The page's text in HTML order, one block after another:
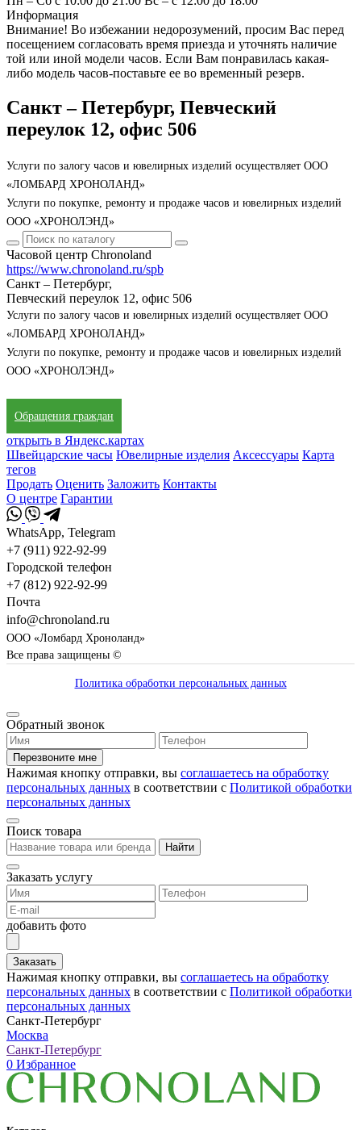
Информация
Внимание! Во избежании недорозумений, просим Вас перед
посещением согласовать время приезда и уточнять наличие
той или иной модели часов. Если Вам понравилась какая-
либо модель часов-поставьте ее во временный резерв.
Санкт – Петербург, Певческий
переулок 12, офис 506
Услуги по залогу часов и ювелирных изделий осуществляет ООО
«ЛОМБАРД ХРОНОЛАНД»
Услуги по покупке, ремонту и продаже часов и ювелирных изделий
ООО «ХРОНОЛЭНД»
Часовой центр Chronoland
https://www.chronoland.ru/spb
Санкт – Петербург,
Певческий переулок 12, офис 506
Услуги по залогу часов и ювелирных изделий осуществляет ООО
«ЛОМБАРД ХРОНОЛАНД»
Услуги по покупке, ремонту и продаже часов и ювелирных изделий
ООО «ХРОНОЛЭНД»
Обращения граждан
открыть в Яндекс.картах
Швейцарские часы Ювелирные изделия Аксессуары Карта
тегов
Продать Оценить Заложить Контакты
О центре Гарантии
WhatsApp, Telegram
+7 (911) 922-92-99
Городской телефон
+7 (812) 922-92-99
Почта
info@chronoland.ru
ООО «Ломбард Хроноланд»
Все права защищены ©
Политика обработки персональных данных
Обратный звонок
Перезвоните мне
Нажимая кнопку отправки, вы соглашаетесь на обработку
персональных данных в соответствии с Политикой обработки
персональных данных
Поиск товара
Найти
Заказать услугу
добавить фото
Заказать
Нажимая кнопку отправки, вы соглашаетесь на обработку
персональных данных в соответствии с Политикой обработки
персональных данных
Санкт-Петербург
Москва
Санкт-Петербург
0 Избранное